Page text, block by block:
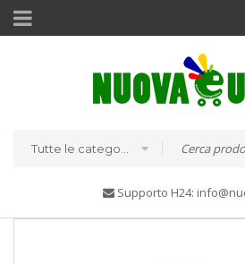
Supporto H24: